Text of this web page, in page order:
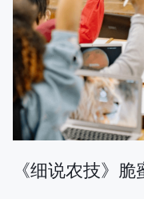
来！核心爆点拆解
彻底打破 “保果靠运
直击种植痛点：
从树势衰弱、营养
良、病虫侵害
一个导致落花落果
一眼看懂自家果园
《细说农技》